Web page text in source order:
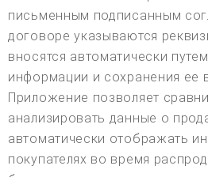
письменным подписанным
договоре указываются
вносятся автоматически
информации и сохранения ее
Приложение позволяет
анализировать данные о
автоматически отображать
покупателях во время